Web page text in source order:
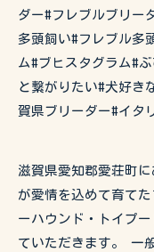
ダー#フレブルブリー
多頭飼い#フレブル多
ム#ブヒスタグラム#
と繋がりたい#犬好き
賀県ブリーダー#イタ
滋賀県愛知郡愛荘町に
が愛情を込めて育て
ーハウンド・トイプ
ていただきます。 一